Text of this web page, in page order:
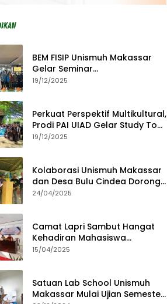
BEM FISIP Unismuh Makassar
Gelar Seminar
Keperempuanan, Bahas
19/12/2025
Perkuat Perspektif Multikultural,
Prodi PAI UIAD Gelar Study Tour
ke Kajang
19/12/2025
Kolaborasi Unismuh Makassar
dan Desa Bulu Cindea Dorong
Sentra Garam Industri
24/04/2025
Camat Lapri Sambut Hangat
Kehadiran Mahasiswa
PoltekMu
15/04/2025
Satuan Lab School Unismuh
Makassar Mulai Ujian Semester,